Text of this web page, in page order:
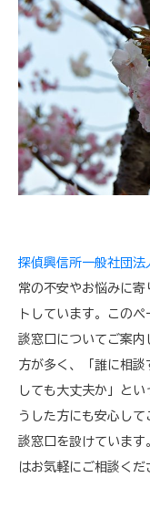
探偵興信所一般社団法
常の不安やお悩みに
トしています。この
談窓口についてご案
方が多く、「誰に相
しても大丈夫か」と
うした方にも安心し
談窓口を設けていま
はお気軽にご相談くだ